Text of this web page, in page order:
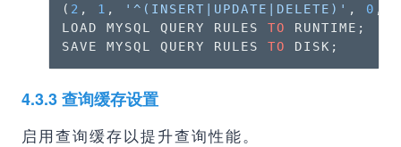
( 2 , 1 , '^(INSERT|UPDATE|DELETE)' , 0 ,
LOAD MYSQL QUERY RULES TO
RUNTIME;
SAVE MYSQL QUERY RULES TO DISK;
4.3.3 查询缓存设置
启用查询缓存以提升查询性能。